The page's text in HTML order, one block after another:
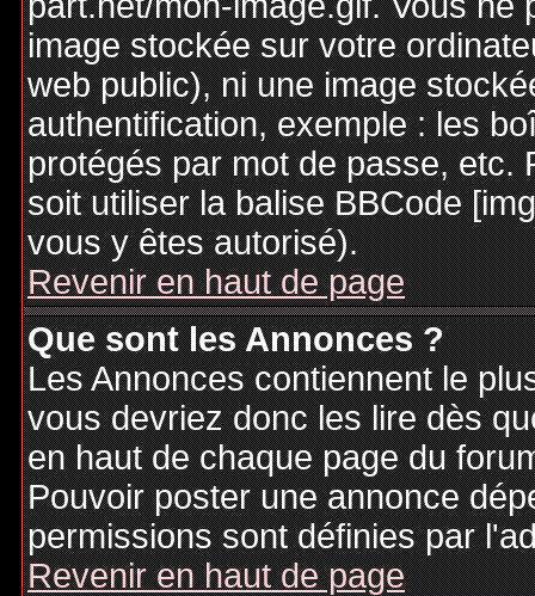
image stockée sur votre
web public), ni une image
authentification, exemple : les
protégés par mot de passe, etc.
soit utiliser la balise BBCode
vous y êtes autorisé).
Revenir en haut de page
Que sont les Annonces ?
Les Annonces contiennent le
vous devriez donc les lire dès
en haut de chaque page du
Pouvoir poster une annonce
permissions sont définies par
Revenir en haut de page